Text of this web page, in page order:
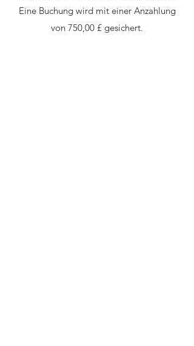
Eine Buchung wird mit einer Anzahlung
von 750,00 £ gesichert.